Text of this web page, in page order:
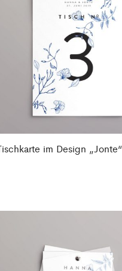
im Design „Jonte“